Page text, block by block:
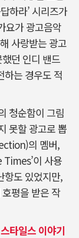
하라’ 시리즈가
요가 광고음악
사랑받는 광고
던 인디 밴드
하는 경우도 적
청순함이 그림
못할 광고로 뽑
의 멤버,
이 사용
항도 있었지만,
평을 받은 작
타일스 이야기